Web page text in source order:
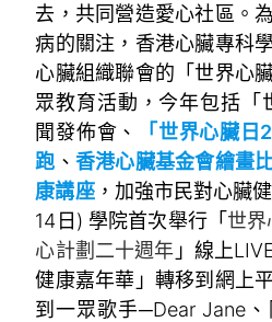
去，共同營造愛心社區。
病的關注，香港心臟專科
心臟組織聯會的「世界心
眾教育活動，今年包括「
聞發佈會、
「世界心臟
跑 、 香港心臟基金會繪畫
康講座，加強市民對心臟
14日) 學院首次舉行「 世
心計劃二十週年 」線上
健康嘉年華」轉移到網上
到一眾歌手─Dear Jane